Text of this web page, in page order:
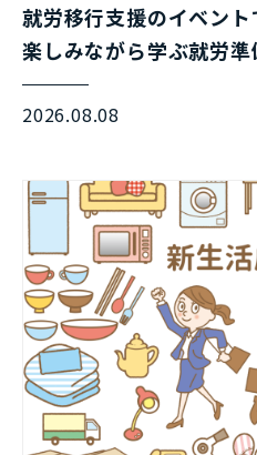
就労移行支援のイベント
楽しみながら学ぶ就労準
2026.08.08